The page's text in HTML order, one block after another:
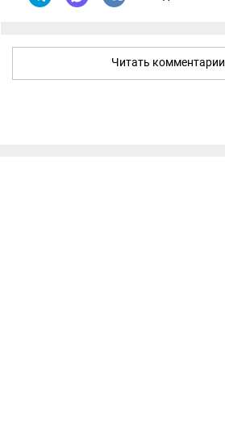
Читать комментарии